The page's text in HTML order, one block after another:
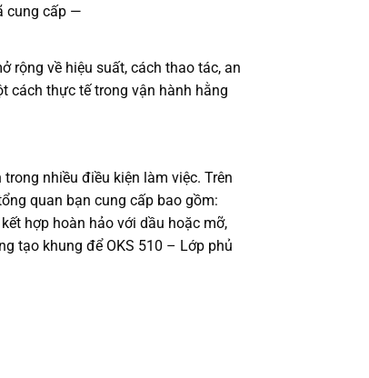
cung cấp —
rộng về hiệu suất, cách thao tác, an
cách thực tế trong vận hành hằng
nhiều điều kiện làm việc. Trên
quan bạn cung cấp bao gồm:
hợp hoàn hảo với dầu hoặc mỡ,
tạo khung để OKS 510 – Lớp phủ